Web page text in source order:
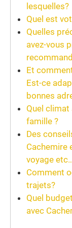
lesquelles?
Quel est
Quelles
avez-vous
Et
Est-ce
bonnes
Quel climat
famille ?
Des
Cachemire
voyage
Comment
trajets?
Quel
avec